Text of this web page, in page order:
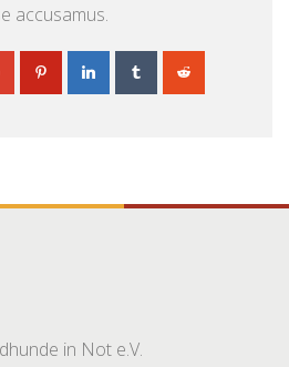
accusamus.
in Not e.V.